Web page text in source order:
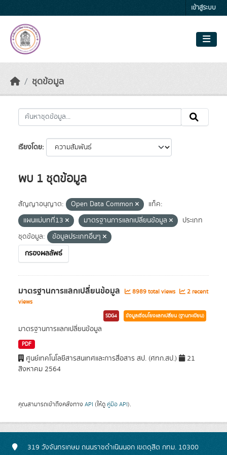
เข้าสู่ระบบ
ชุดข้อมูล
เรียงโดย
พบ 1 ชุดข้อมูล
สัญญาอนุญาต: Open Data Common
แท็ค:
แผนแม่บทที่13
มาตรฐานการแลกเปลี่ยนข้อมูล
ประเภท
ชุดข้อมูล:
ข้อมูลประเภทอื่นๆ
กรองผลลัพธ์
มาตรฐานการแลกเปลี่ยนข้อมูล 8989 total views
2 recent
views
SDG4 ข้อมูลเชื่อมโยงแลกเปลี่ยน (ฐานทะเบียน)
มาตรฐานการแลกเปลี่ยนข้อมูล
PDF
ศูนย์เทคโนโลยีสารสนเทศและการสื่อสาร สป. (ศทก.สป.)
21
สิงหาคม 2564
คุณสามารถเข้าถึงคลังทาง API (ให้ดู คู่มือ API).
319 วังจันทรเกษม ถนนราชดำเนินนอก เขตดุสิต กทม. 10300